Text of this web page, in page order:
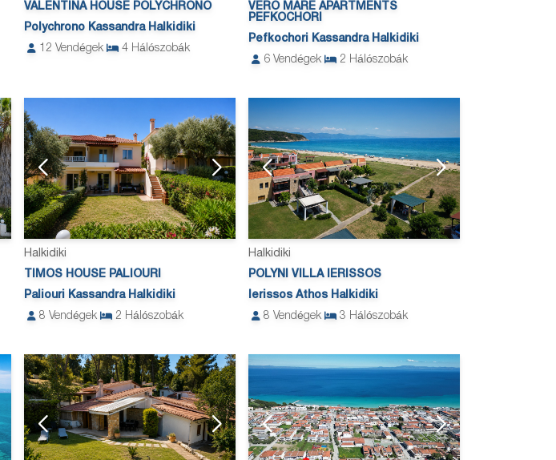
VALENTINA HOUSE POLYCHRONO
Polychrono Kassandra Halkidiki
12 Vendégek 4 Hálószobák
VERO MARE APARTMENTS
PEFKOCHORI
Pefkochori Kassandra Halkidiki
6 Vendégek 2 Hálószobák
Halkidiki
TIMOS HOUSE PALIOURI
Paliouri Kassandra Halkidiki
8 Vendégek 2 Hálószobák
Halkidiki
POLYNI VILLA IERISSOS
Ierissos Athos Halkidiki
8 Vendégek 3 Hálószobák